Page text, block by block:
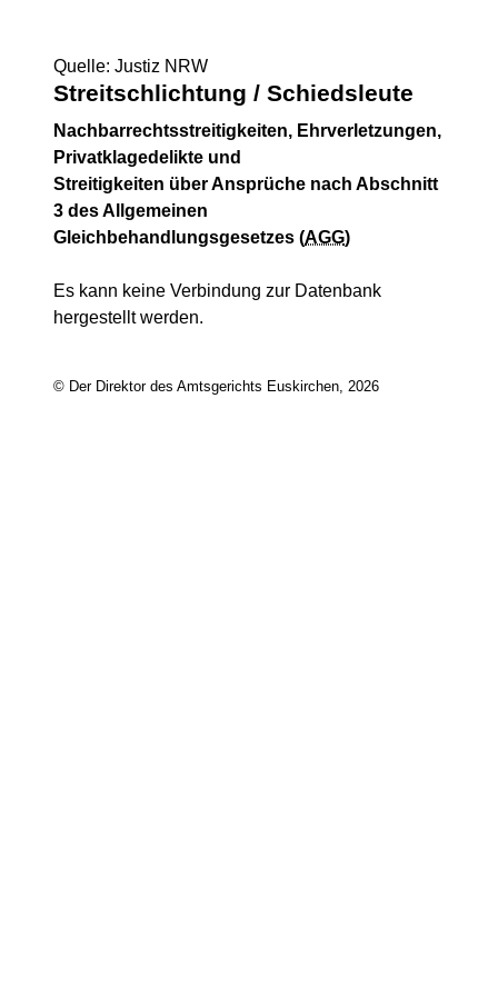
Quelle: Justiz NRW
Streitschlichtung / Schiedsleute
Nachbarrechtsstreitigkeiten, Ehrverletzungen,
Privatklagedelikte und
Streitigkeiten über Ansprüche nach Abschnitt
3 des Allgemeinen
Gleichbehandlungsgesetzes (AGG)
Es kann keine Verbindung zur Datenbank
hergestellt werden.
© Der Direktor des Amtsgerichts Euskirchen, 2026